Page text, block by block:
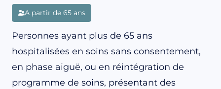
A partir de 65 ans
Personnes ayant plus de 65 ans
hospitalisées en soins sans consentement,
en phase aiguë, ou en réintégration de
programme de soins, présentant des